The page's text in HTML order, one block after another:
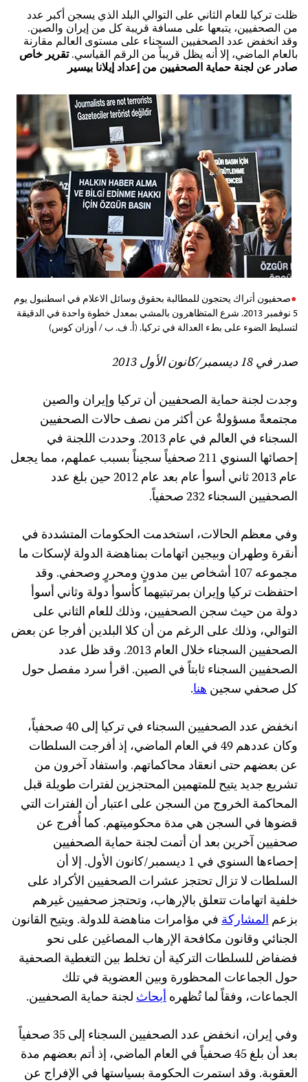
ظلت تركيا للعام الثاني على التوالي البلد الذي يسجن أكبر عدد
من الصحفيين، يتبعها على مسافة قريبة كل من إيران والصين.
وقد انخفض عدد الصحفيين السجناء على مستوى العالم مقارنة
بالعام الماضي، إلا أنه يظل قريباً من الرقم القياسي.تقرير خاص
صادر عن لجنة حماية الصحفيين من إعداد إيلانا بيسير
صحفيون أتراك يحتجون للمطالبة بحقوق وسائل الاعلام في اسطنبول يوم
5 نوفمبر 2013. شرع المتظاهرون بالمشي بمعدل خطوة واحدة في الدقيقة
لتسليط الضوء على بطء العدالة في تركيا. (أ. ف. ب / أوزان كوس)
صدر في 18 ديسمبر/كانون الأول 2013
وجدت لجنة حماية الصحفيين أن تركيا وإيران والصين
مجتمعةً مسؤولةٌ عن أكثر من نصف حالات الصحفيين
السجناء في العالم في عام 2013. وحددت اللجنة في
إحصائها السنوي 211 صحفياً سجيناً بسبب عملهم، مما يجعل
عام 2013 ثاني أسوأ عام بعد عام 2012 حين بلغ عدد
الصحفيين السجناء 232 صحفياً.
وفي معظم الحالات، استخدمت الحكومات المتشددة في
أنقرة وطهران وبيجين اتهامات بمناهضة الدولة لإسكات ما
مجموعه 107 أشخاص بين مدونٍ ومحررٍ وصحفي. وقد
احتفظت تركيا وإيران بمرتبتيهما كأسوأ دولة وثاني أسوأ
دولة من حيث سجن الصحفيين، وذلك للعام الثاني على
التوالي، وذلك على الرغم من أن كلا البلدين أفرجا عن بعض
الصحفيين السجناء خلال العام 2013. وقد ظل عدد
الصحفيين السجناء ثابتاً في الصين. اقرأ سرد مفصل حول
كل صحفي سجينهنا.
انخفض عدد الصحفيين السجناء في تركيا إلى 40 صحفياً،
وكان عددهم 49 في العام الماضي، إذ أفرجت السلطات
عن بعضهم حتى انعقاد محاكماتهم. واستفاد آخرون من
تشريع جديد يتيح للمتهمين المحتجزين لفترات طويلة قبل
المحاكمة الخروج من السجن على اعتبار أن الفترات التي
قضوها في السجن هي مدة محكوميتهم. كما أُفرج عن
صحفيين آخرين بعد أن أتمت لجنة حماية الصحفيين
إحصاءها السنوي في 1 ديسمبر/كانون الأول. إلا أن
السلطات لا تزال تحتجز عشرات الصحفيين الأكراد على
خلفية اتهامات تتعلق بالإرهاب، وتحتجز صحفيين غيرهم
بزعمالمشاركةفي مؤامرات مناهضة للدولة. ويتيح القانون
الجنائي وقانون مكافحة الإرهاب المصاغين على نحو
فضفاض للسلطات التركية أن تخلط بين التغطية الصحفية
حول الجماعات المحظورة وبين العضوية في تلك
الجماعات، وفقاً لما تُظهرهأبحاثلجنة حماية الصحفيين.
وفي إيران، انخفض عدد الصحفيين السجناء إلى 35 صحفياً
بعد أن بلغ 45 صحفياً في العام الماضي، إذ أتم بعضهم مدة
العقوبة. وقد استمرت الحكومة بسياستها في الإفراج عن